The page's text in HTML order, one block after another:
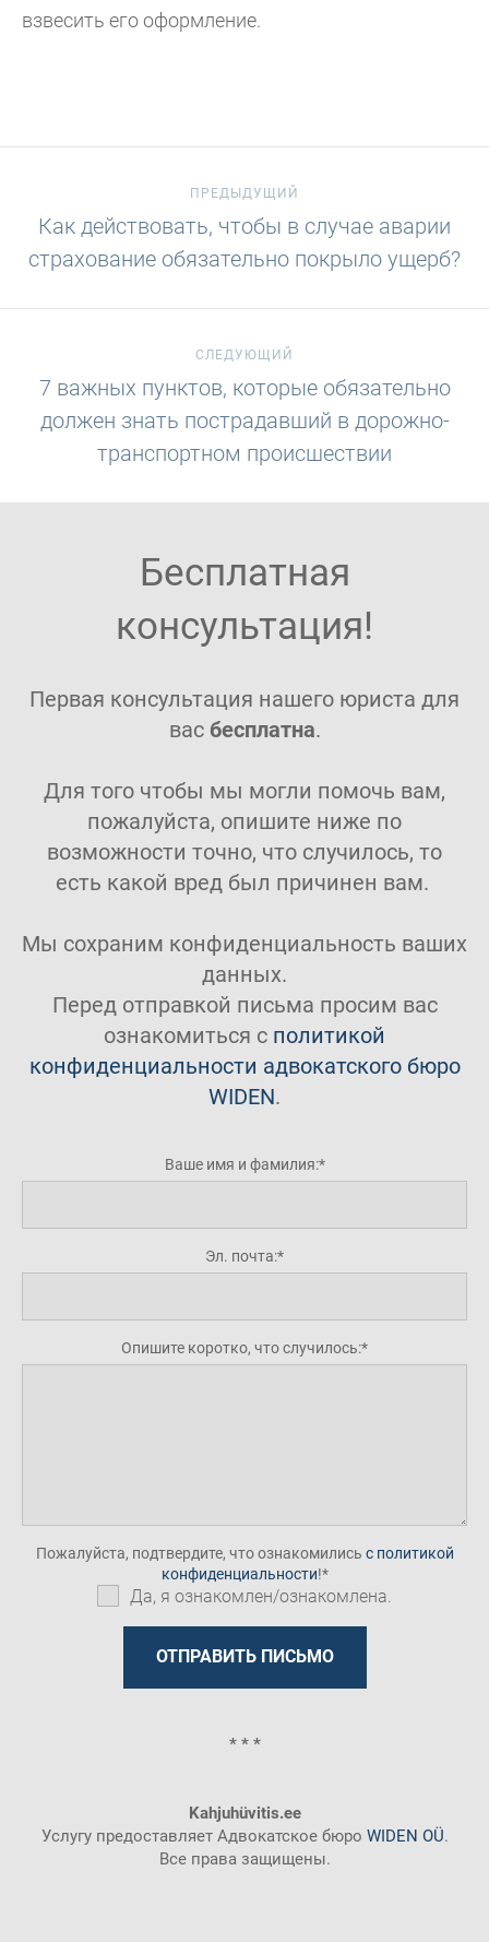
взвесить его оформление.
ПРЕДЫДУЩИЙ
Как действовать, чтобы в случае аварии
страхование обязательно покрыло ущерб?
СЛЕДУЮЩИЙ
7 важных пунктов, которые обязательно
должен знать пострадавший в дорожно-
транспортном происшествии
Бесплатная
консультация!
Первая консультация нашего юриста для
вас бесплатна.
Для того чтобы мы могли помочь вам,
пожалуйста, опишите ниже по
возможности точно, что случилось, то
есть какой вред был причинен вам.
Мы сохраним конфиденциальность ваших
данных.
Перед отправкой письма просим вас
ознакомиться с политикой
конфиденциальности адвокатского бюро
WIDEN.
Ваше имя и фамилия:
Эл. почта:
Опишите коротко, что случилось:
Пожалуйста, подтвердите, что ознакомились с политикой
конфиденциальности!
Да, я ознакомлен/ознакомлена.
* * *
Kahjuhüvitis.ee
Услугу предоставляет Адвокатское бюро WIDEN OÜ.
Все права защищены.